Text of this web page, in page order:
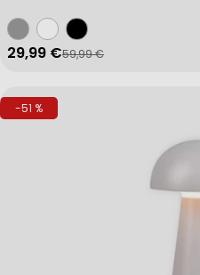
Verkaufspreis
29,99 €
Regulärer Preis
59,99 €
-51 %